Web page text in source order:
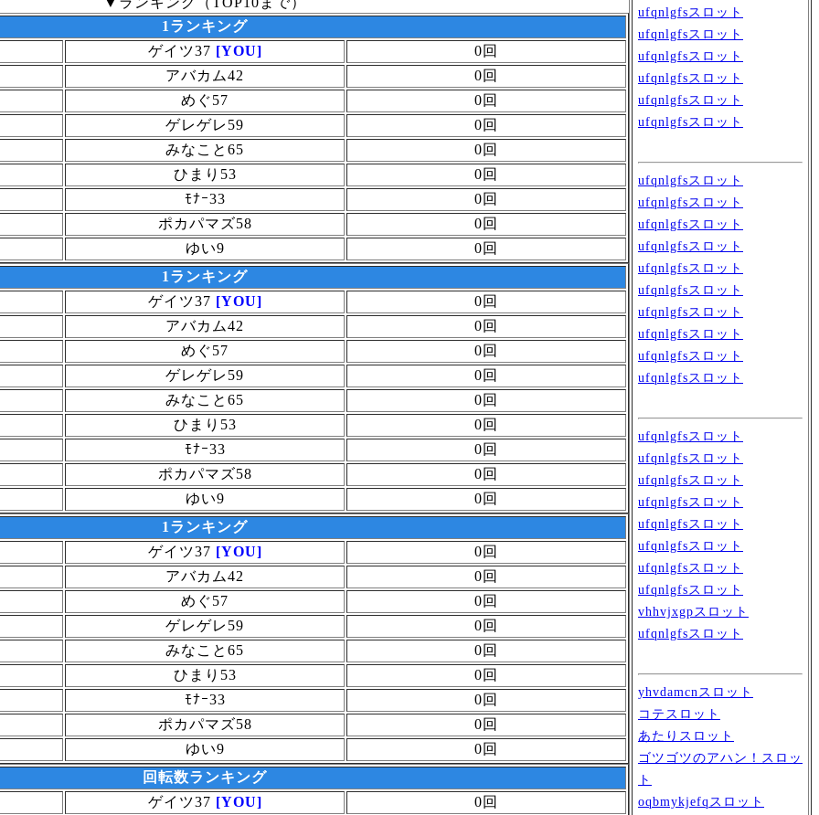
1ランキング
ゲイツ37 [YOU]
0回
アバカム42
0回
めぐ57
0回
ゲレゲレ59
0回
みなこと65
0回
ひまり53
0回
ﾓﾅｰ33
0回
ポカパマズ58
0回
ゆい9
0回
1ランキング
ゲイツ37 [YOU]
0回
アバカム42
0回
めぐ57
0回
ゲレゲレ59
0回
みなこと65
0回
ひまり53
0回
ﾓﾅｰ33
0回
ポカパマズ58
0回
ゆい9
0回
1ランキング
ゲイツ37 [YOU]
0回
アバカム42
0回
めぐ57
0回
ゲレゲレ59
0回
みなこと65
0回
ひまり53
0回
ﾓﾅｰ33
0回
ポカパマズ58
0回
ゆい9
0回
回転数ランキング
ゲイツ37 [YOU] 0回
ufqnlgfsスロット
ufqnlgfsスロット
ufqnlgfsスロット
ufqnlgfsスロット
ufqnlgfsスロット
ufqnlgfsスロット
ufqnlgfsスロット
ufqnlgfsスロット
ufqnlgfsスロット
ufqnlgfsスロット
ufqnlgfsスロット
ufqnlgfsスロット
ufqnlgfsスロット
ufqnlgfsスロット
ufqnlgfsスロット
ufqnlgfsスロット
ufqnlgfsスロット
ufqnlgfsスロット
ufqnlgfsスロット
ufqnlgfsスロット
ufqnlgfsスロット
ufqnlgfsスロット
ufqnlgfsスロット
ufqnlgfsスロット
vhhvjxgpスロット
ufqnlgfsスロット
yhvdamcnスロット
コテスロット
あたりスロット
ゴツゴツのアハン！スロッ
ト
oqbmykjefqスロット